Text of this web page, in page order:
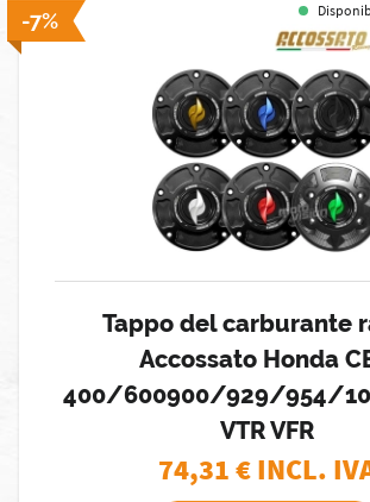
-7%
Tappo del carburante
Accossato Honda
400/600900/929/954/
VTR VFR
74,31€ INCL.